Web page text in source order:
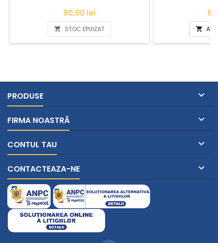
Pret
90,00 lei
 STOC EPUIZAT 
PRODUSE 
FIRMA NOASTRĂ 
CONTUL TAU 
CONTACTEAZA-NE 